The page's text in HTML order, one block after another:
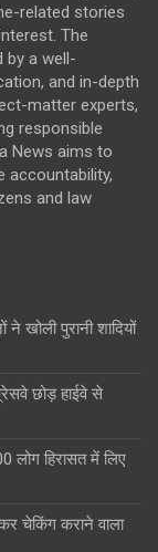
related stories
The
by a well-
and in-depth
matter experts,
responsible
News aims to
accountability,
and law
खोली पुरानी शादियों
छोड़ हाईवे से
लोग हिरासत में लिए
चेकिंग कराने वाला